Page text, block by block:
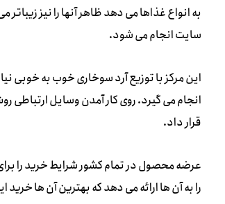
به انواع غذاها می دهد ظاهر آنها را نیز
سایت انجام می شود.
این مرکز با توزیع آرد سوخاری خوب به
انجام می گیرد. روی کار آمدن وسایل ارتباطی
قرار داد.
عرضه محصول در تمام کشور شرایط خرید را
را به آن ها ارائه می دهد که بهترین آن ها